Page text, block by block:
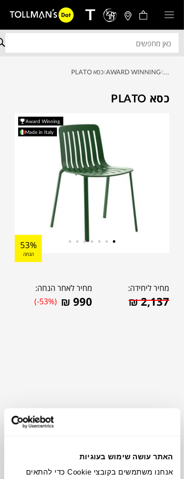
האתר עושה שימוש בעוגיות
אנחנו משתמשים בקובצי Cookie כדי להתאים
...
AWARD WINNING כסא PLATO
כסא PLATO
Award Winning
Made in Italy
53%
הנחה
מחיר ליחידה:
₪2,137
מחיר לאחר הנחה:
₪ 990
(-53%)